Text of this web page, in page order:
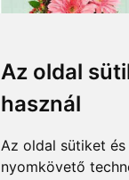
Az oldal
használ
Az oldal sütiket és
nyomkövető
Szép, szebb, TE